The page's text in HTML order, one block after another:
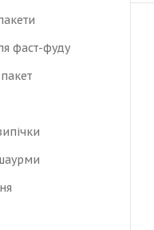
фаст-фуду